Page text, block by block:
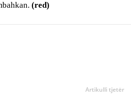
(red)
Artikulli tjetër